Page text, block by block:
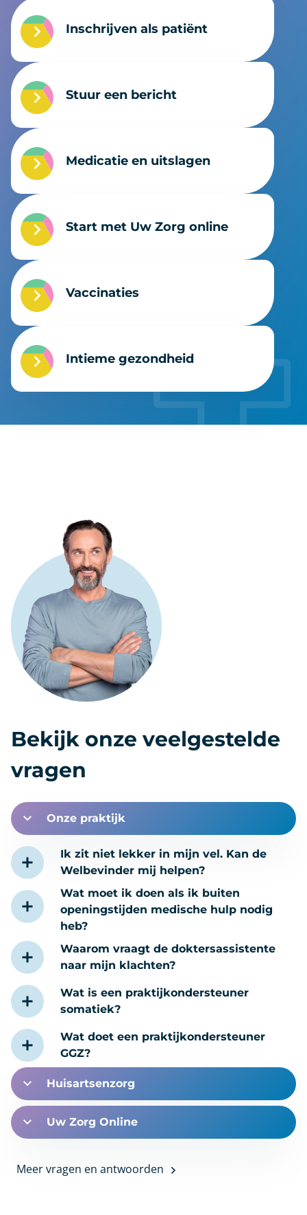
Inschrijven als patiënt
Stuur een bericht
Medicatie en uitslagen
Start met Uw Zorg online
Vaccinaties
Intieme gezondheid
Bekijk onze veelgestelde
vragen
Onze praktijk
Ik zit niet lekker in mijn vel. Kan de
Welbevinder mij helpen?
Wat moet ik doen als ik buiten
openingstijden medische hulp nodig
heb?
Waarom vraagt de doktersassistente
naar mijn klachten?
Wat is een praktijkondersteuner
somatiek?
Wat doet een praktijkondersteuner
GGZ?
Huisartsenzorg
Uw Zorg Online
Meer vragen en antwoorden